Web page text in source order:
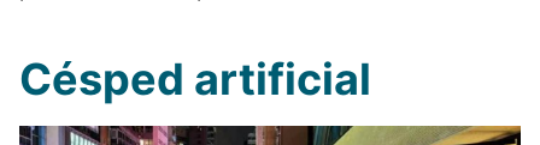
Césped artificial